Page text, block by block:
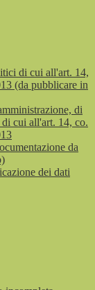
di cui all'art. 14,
(da pubblicare in
di
cui all'art. 14, co.
da
dei dati